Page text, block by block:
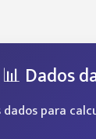
📊 Dados
para